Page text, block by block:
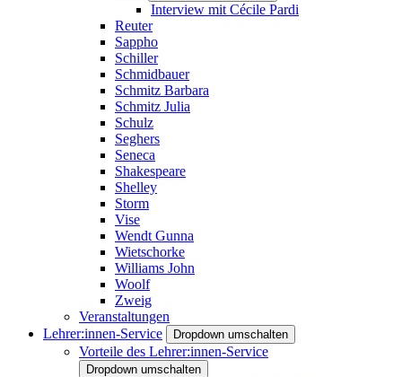
Interview mit Cécile Pardi
Reuter
Sappho
Schiller
Schmidbauer
Schmitz Barbara
Schmitz Julia
Schulz
Seghers
Seneca
Shakespeare
Shelley
Storm
Vise
Wendt Gunna
Wietschorke
Williams John
Woolf
Zweig
Veranstaltungen
Lehrer:innen-Service
Dropdown umschalten
Vorteile des Lehrer:innen-Service
Dropdown umschalten